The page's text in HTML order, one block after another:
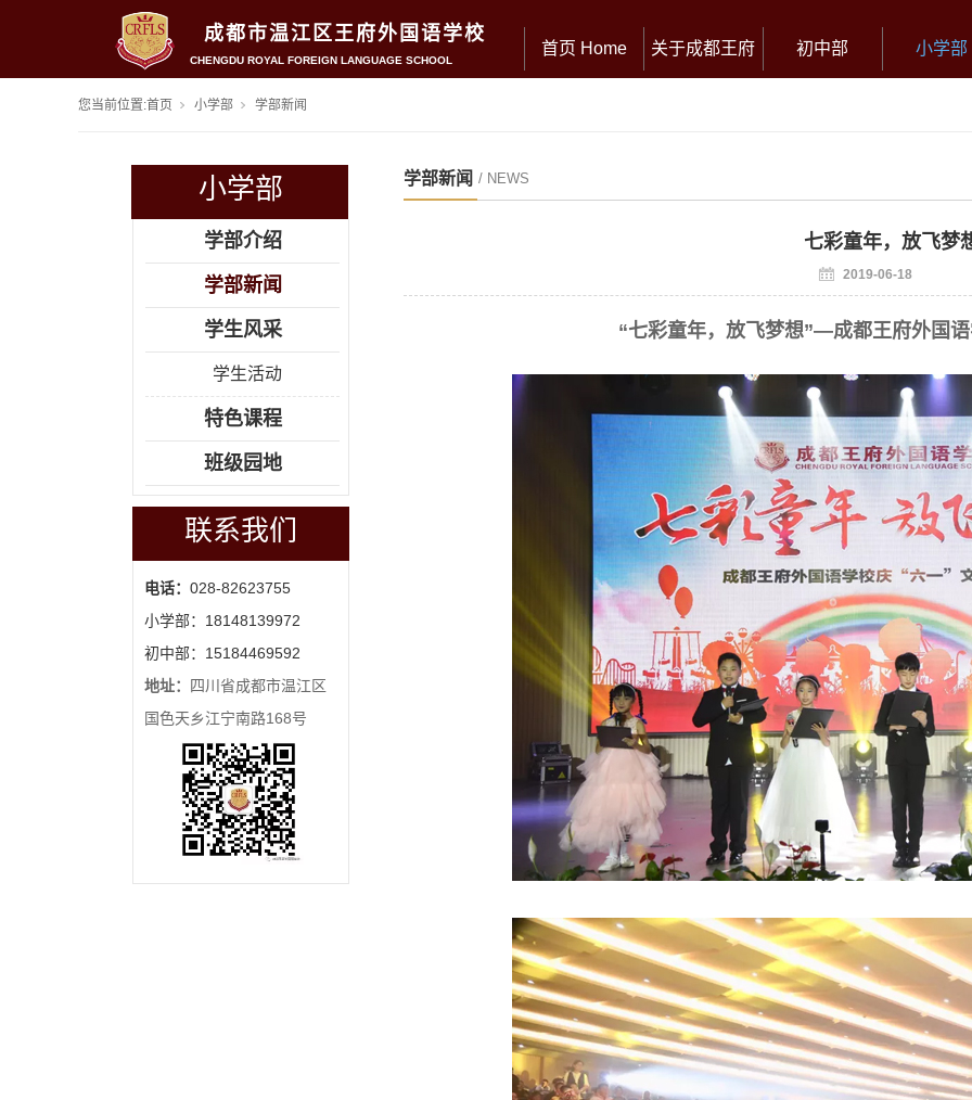
成都市温江区王府外国语学校
CHENGDU ROYAL FOREIGN LANGUAGE SCHOOL
首页 Home 关于成都王府 初中部 小学部
您当前位置:首页 小学部 学部新闻
小学部
学部介绍
学部新闻
学生风采
学生活动
特色课程
班级园地
联系我们
电话： 028-82623755
小学部：18148139972
初中部：15184469592
地址：
四川省成都市温江区
国色天乡江宁南路168号
学部新闻 / NEWS
七彩童年，放飞梦
2019-06-18
“七彩童年，放飞梦想”—成都王府外国